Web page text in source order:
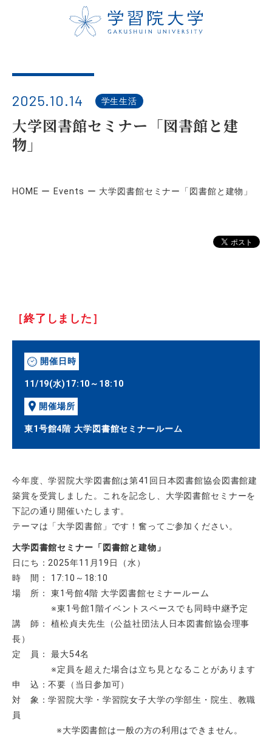
2025.10.14 学生生活
大学図書館セミナー「図書館と建
物」
HOME Events 大学図書館セミナー「図書館と建物」
［終了しました］
開催日時
11/19(水)17:10～18:10
開催場所
東1号館4階 大学図書館セミナールーム
今年度、学習院大学図書館は第41回日本図書館協会図書館建
築賞を受賞しました。これを記念し、大学図書館セミナーを
下記の通り開催いたします。
テーマは「大学図書館」です！奮ってご参加ください。
大学図書館セミナー「図書館と建物」
日にち：2025年11月19日（水）
時 間： 17:10～18:10
場 所： 東1号館4階 大学図書館セミナールーム
※東1号館1階イベントスペースでも同時中継予定
講 師：植松貞夫先生（公益社団法人日本図書館協会理事
長）
定 員： 最大54名
※定員を超えた場合は立ち見となることがあります
申 込：不要（当日参加可）
対 象：学習院大学・学習院女子大学の学部生・院生、教職
員
※大学図書館は一般の方の利用はできません。